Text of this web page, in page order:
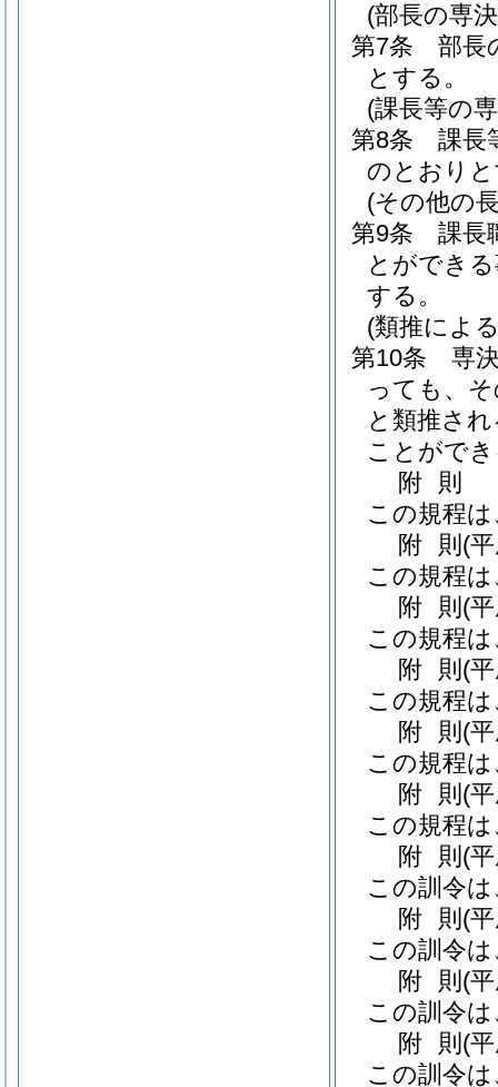
(部長の専
第7条
部長
とする。
(課長等の
第8条
課長
のとおり
(その他の
第9条
課長
とができ
する。
(類推によ
第10条
専
っても、
と類推さ
ことがで
附 則
この規程
附 則 (
この規程
附 則 (
この規程
附 則 (
この規程
附 則 (
この規程
附 則 (
この規程
附 則 (
この訓令
附 則 (
この訓令
附 則 (
この訓令
附 則 (
この訓令